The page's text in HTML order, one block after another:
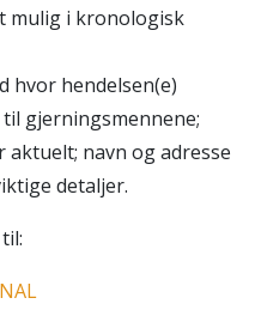
mulig i kronologisk
hvor hendelsen(e)
gjerningsmennene;
navn og adresse
detaljer.